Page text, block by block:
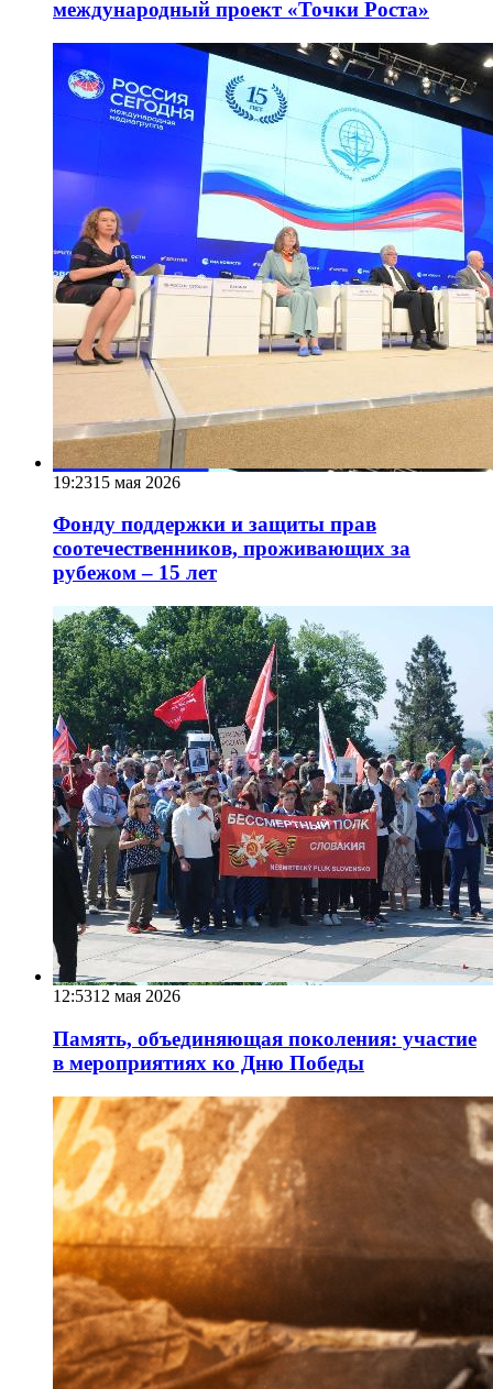
международный проект «Точки Роста»
19:2315 мая 2026
Фонду поддержки и защиты прав
соотечественников, проживающих за
рубежом – 15 лет
12:5312 мая 2026
Память, объединяющая поколения: участие
в мероприятиях ко Дню Победы